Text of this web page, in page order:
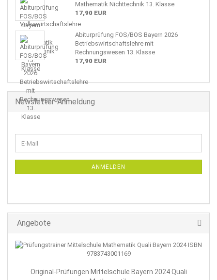
Mathematik Nichttechnik 13. Klasse
17,90 EUR
Abiturprüfung FOS/BOS Bayern 2026
Betriebswirtschaftslehre mit
Rechnungswesen 13. Klasse
17,90 EUR
Newsletter-Anmeldung
ZUR
E-
Mail
ANMELDEN
Angebote
Original-Prüfungen Mittelschule Bayern 2024 Quali